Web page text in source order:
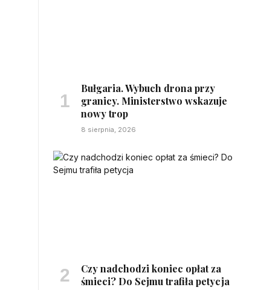
Bułgaria. Wybuch drona przy
granicy. Ministerstwo wskazuje
nowy trop
8 sierpnia, 2026
Czy nadchodzi koniec opłat za
śmieci? Do Sejmu trafiła petycja